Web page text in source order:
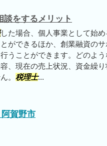
談をするメリット
した場合、個人事業として始
ができるほか、創業融資の
うことができます。どのよ
、現在の売上状況、資金繰
。 税理士...
賀野市